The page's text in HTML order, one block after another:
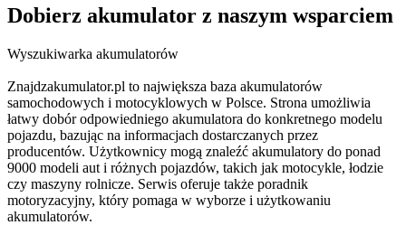
Dobierz akumulator z naszym wsparciem
Wyszukiwarka akumulatorów
Znajdzakumulator.pl to największa baza akumulatorów
samochodowych i motocyklowych w Polsce. Strona umożliwia
łatwy dobór odpowiedniego akumulatora do konkretnego modelu
pojazdu, bazując na informacjach dostarczanych przez
producentów. Użytkownicy mogą znaleźć akumulatory do ponad
9000 modeli aut i różnych pojazdów, takich jak motocykle, łodzie
czy maszyny rolnicze. Serwis oferuje także poradnik
motoryzacyjny, który pomaga w wyborze i użytkowaniu
akumulatorów.